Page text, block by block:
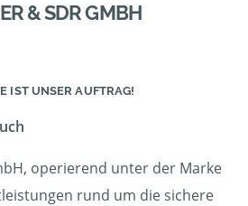
& SDR GMBH
IST UNSER AUFTRAG!
operierend unter der Marke
rund um die sichere